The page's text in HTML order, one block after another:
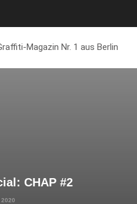
CHAP #2
2020